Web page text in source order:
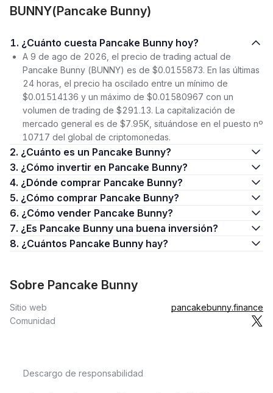
BUNNY(Pancake Bunny)
1. ¿Cuánto cuesta Pancake Bunny hoy?
A 9 de ago de 2026, el precio de trading actual de
Pancake Bunny (BUNNY) es de $0.0155873. En las últimas
24 horas, el precio ha oscilado entre un mínimo de
$0.01514136 y un máximo de $0.01580967 con un
volumen de trading de $291.13. La capitalización de
mercado general es de $7.95K, situándose en el puesto nº
10717 del global de criptomonedas.
2. ¿Cuánto es un Pancake Bunny?
3. ¿Cómo invertir en Pancake Bunny?
4. ¿Dónde comprar Pancake Bunny?
5. ¿Cómo comprar Pancake Bunny?
6. ¿Cómo vender Pancake Bunny?
7. ¿Es Pancake Bunny una buena inversión?
8. ¿Cuántos Pancake Bunny hay?
Sobre Pancake Bunny
Sitio web
pancakebunny.finance
Comunidad
Descargo de responsabilidad